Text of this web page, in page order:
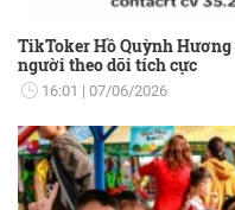
TikToker Hồ Quỳnh
người theo dõi tích cực
16:01 07/06/2026